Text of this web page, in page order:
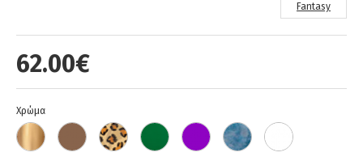
62.00€
Fantasy
Χρώμα